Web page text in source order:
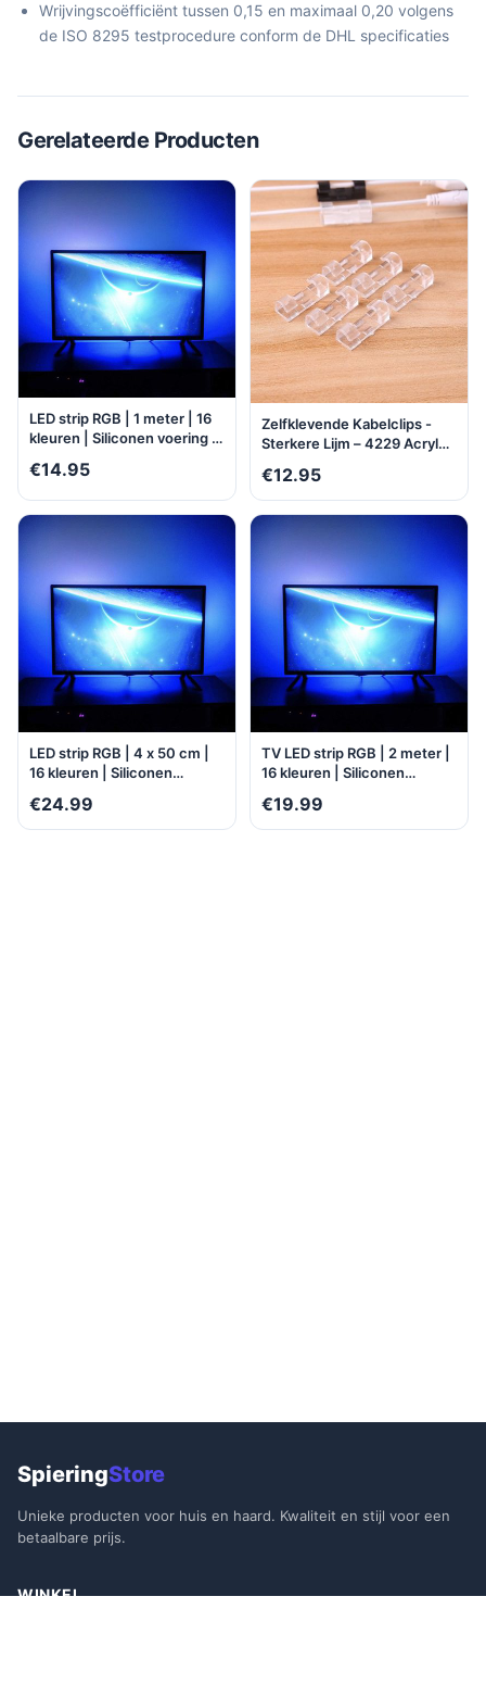
Wrijvingscoëfficiënt tussen 0,15 en maximaal 0,20 volgens
de ISO 8295 testprocedure conform de DHL specificaties
Gerelateerde Producten
LED strip RGB | 1 meter | 16
kleuren | Siliconen voering |
Water- en stofbestendig |
Zelfklevend |
Multifunctioneel
€14.95
Zelfklevende Kabelclips -
Sterkere Lijm – 4229 Acryl
Kabelklemmetjes -
KabelOrganizer - 40 stuks
€12.95
LED strip RGB | 4 x 50 cm |
16 kleuren | Siliconen
Milieuzuinig | Water- en
stofbestendig | Zelfklevend |
€24.99
TV LED strip RGB | 2 meter |
16 kleuren | Siliconen
en stofbestendig |
Zelfklevend |
€19.99
SpieringStore
Unieke producten voor huis en haard. Kwaliteit en stijl voor een
betaalbare prijs.
WINKEL